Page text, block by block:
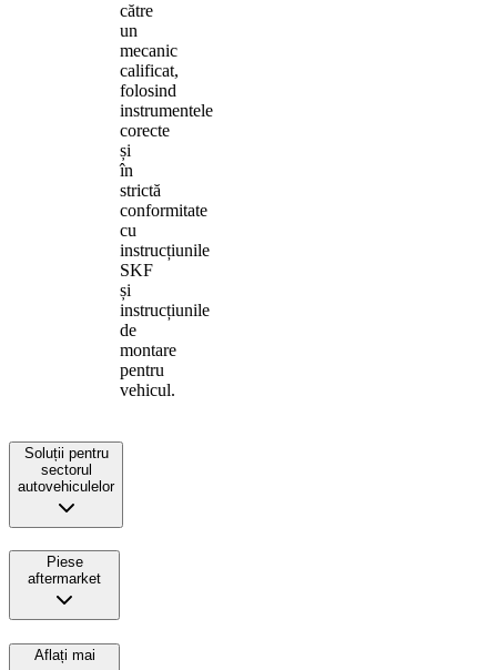
către
un
mecanic
calificat,
folosind
instrumentele
corecte
și
în
strictă
conformitate
cu
instrucțiunile
SKF
și
instrucțiunile
de
montare
pentru
vehicul.
Soluții pentru
sectorul
autovehiculelor
Piese
aftermarket
Aflați mai